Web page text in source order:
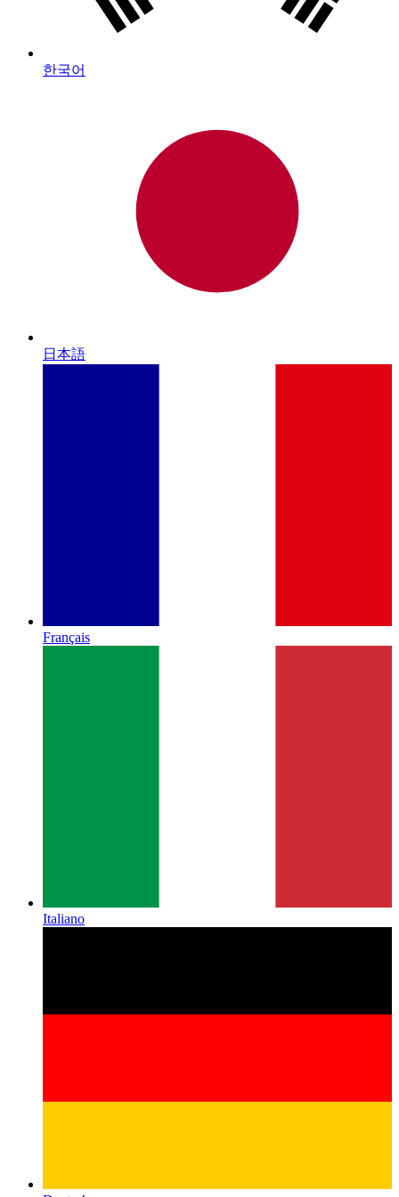
한국어
日本語
Français
Italiano